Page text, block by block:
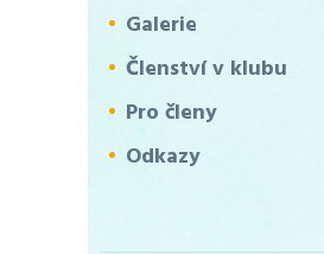
Galerie
Členství v klubu
Pro členy
Odkazy